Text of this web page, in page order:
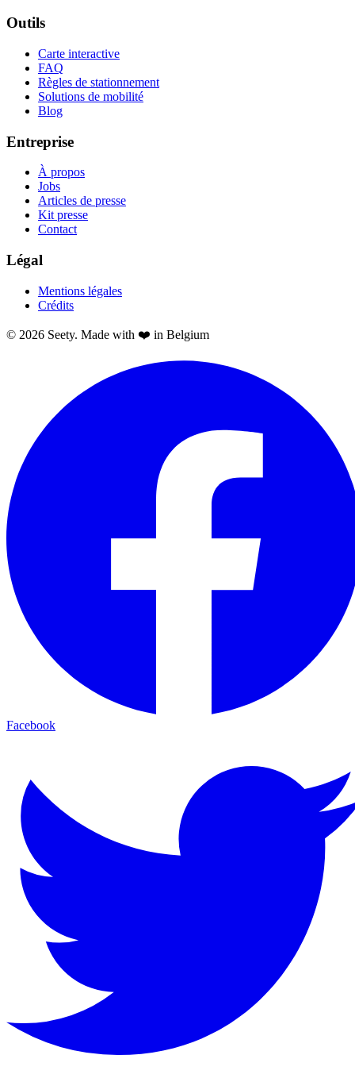
Outils
Carte interactive
FAQ
Règles de stationnement
Solutions de mobilité
Blog
Entreprise
À propos
Jobs
Articles de presse
Kit presse
Contact
Légal
Mentions légales
Crédits
© 2026 Seety. Made with ❤️ in Belgium
Facebook